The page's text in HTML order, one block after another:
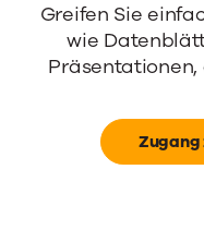
Greifen Sie
wie